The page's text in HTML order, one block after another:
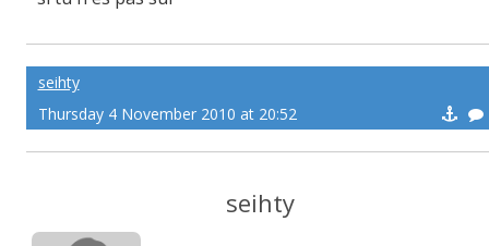
seihty
Thursday 4 November 2010 at 20:52
seihty